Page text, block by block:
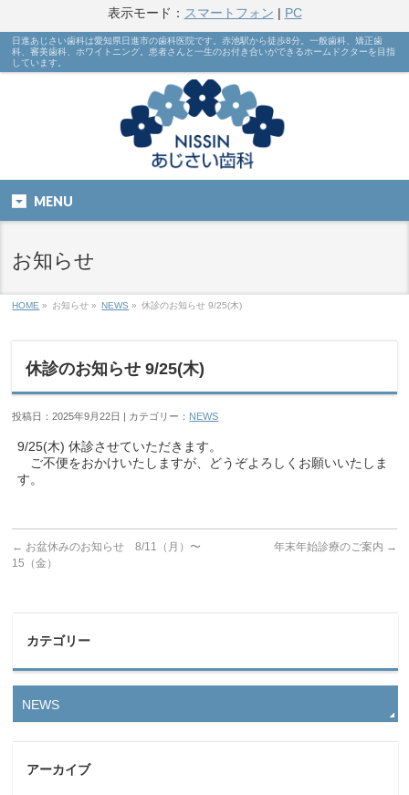
表示モード： スマートフォン | PC
日進あじさい歯科は愛知県日進市の歯科医院です。赤池駅から徒歩8分。一般歯科、矯正歯
科、審美歯科、ホワイトニング。患者さんと一生のお付き合いができるホームドクターを目指
しています。
MENU
お知らせ
HOME » お知らせ » NEWS » 休診のお知らせ 9/25(木)
休診のお知らせ 9/25(木)
投稿日：2025年9月22日 | カテゴリー： NEWS
9/25(木) 休診させていただきます。
ご不便をおかけいたしますが、どうぞよろしくお願いいたしま
す。
← お盆休みのお知らせ 8/11（月）〜
15（金）
年末年始診療のご案内 →
カテゴリー
NEWS
アーカイブ